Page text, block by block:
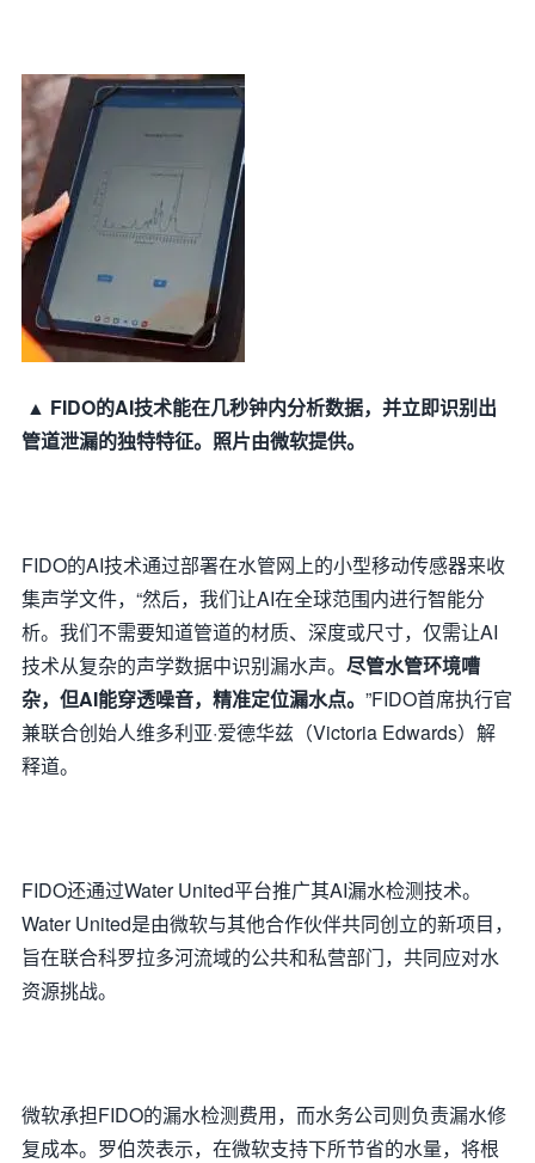
▲ FIDO的AI技术能在几秒钟内分析数据，并立即识别出
管道泄漏的独特特征。照片由微软提供。
FIDO的AI技术通过部署在水管网上的小型移动传感器来收
集声学文件，“然后，我们让AI在全球范围内进行智能分
析。我们不需要知道管道的材质、深度或尺寸，仅需让AI
技术从复杂的声学数据中识别漏水声。 尽管水管环境嘈
杂，但AI能穿透噪音，精准定位漏水点。 ”FIDO首席执行官
兼联合创始人维多利亚·爱德华兹（Victoria Edwards）解
释道。
FIDO还通过Water United平台推广其AI漏水检测技术。
Water United是由微软与其他合作伙伴共同创立的新项目，
旨在联合科罗拉多河流域的公共和私营部门，共同应对水
资源挑战。
微软承担FIDO的漏水检测费用，而水务公司则负责漏水修
复成本。罗伯茨表示，在微软支持下所节省的水量，将根